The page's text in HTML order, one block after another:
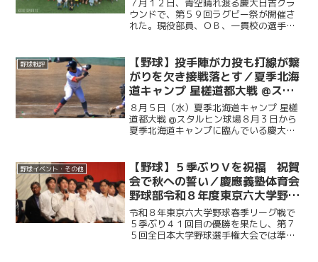
７月１２日、青空晴れ渡る慶大日吉グラ
ウンドで、第５９回ラグビー祭が開催さ
れた。現役部員、ＯＢ、一貫校の選手た
ラインドラグビー体験会も行われ、同種
目で日本代表の主将を務め...
野球戦評
【野球】投手陣が力投も打線が繋
がりを欠き接戦落とす／夏季北海
道キャンプ 星槎道都大戦 @スタ
ルヒン球場
８月５日（水）夏季北海道キャンプ 星槎
道都大戦 @スタルヒン球場８月３日から
夏季北海道キャンプに臨んでいる慶大。
（商４・慶應）が相手打線に得点を許
し、２点を追う展開に。そ...
野球イベント・その他
【野球】５季ぶりＶを祝福 祝賀
会で秋への誓い／慶應義塾体育会
野球部令和８年度東京六大学野球
春季リーグ戦優勝 祝賀会～前編
～
令和８年東京六大学野球春季リーグ戦で
５季ぶり４１回目の優勝を果たし、第７
５回全日本大学野球選手権大会では準優